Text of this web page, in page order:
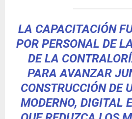
LA CAPACITACIÓN
POR PERSONAL DE
DE LA
PARA AVANZAR
CONSTRUCCIÓN DE
MODERNO, DIGITAL